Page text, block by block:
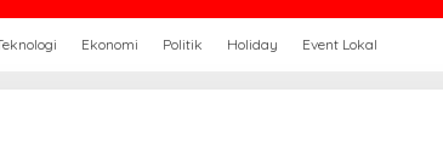
Ekonomi Politik Holiday Event Lokal